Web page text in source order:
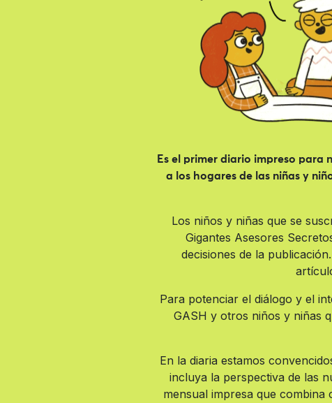
Es el primer diario impreso para
a los hogares de las niñas y
Los niños y niñas que se
Gigantes Asesores
decisiones de la
Para potenciar el diálogo y el
GASH y otros niños y niñas
En la diaria estamos
incluya la perspectiva de las
mensual impresa que